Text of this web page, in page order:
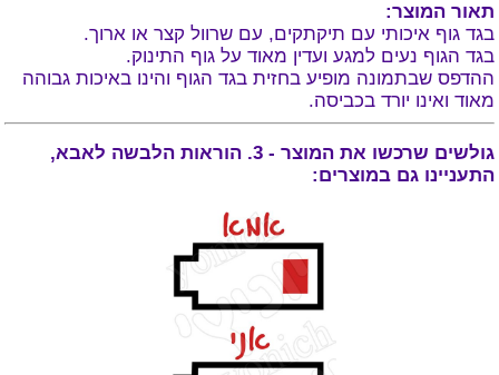
תאור המוצר:
בגד גוף איכותי עם תיקתקים, עם שרוול קצר או ארוך.
בגד הגוף נעים למגע ועדין מאוד על גוף התינוק.
ההדפס שבתמונה מופיע בחזית בגד הגוף והינו באיכות גבוהה
מאוד ואינו יורד בכביסה.
גולשים שרכשו את המוצר - 3. הוראות הלבשה לאבא,
התעניינו גם במוצרים: